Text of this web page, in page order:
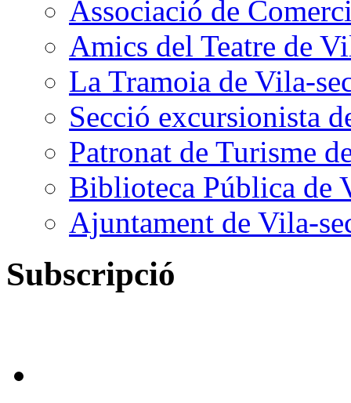
Associació de
Amics del Teatre de
La Tramoia de Vila-
Secció excursionista
Patronat de Turisme
Biblioteca Pública de
Ajuntament de Vila-
Subscripció